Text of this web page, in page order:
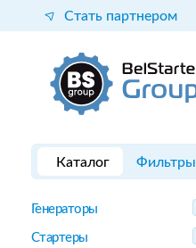
Стать партнером
Каталог Фильтры
Генераторы
Стартеры